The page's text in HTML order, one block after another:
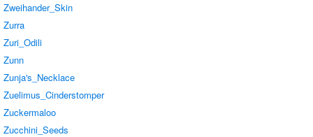
Zweihander_Skin
Zurra
Zuri_Odili
Zunn
Zunja's_Necklace
Zuelimus_Cinderstomper
Zuckermaloo
Zucchini_Seeds